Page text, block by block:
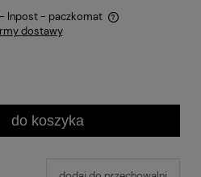
- Inpost - paczkomat
kosztów płatności
dostawy
do koszyka